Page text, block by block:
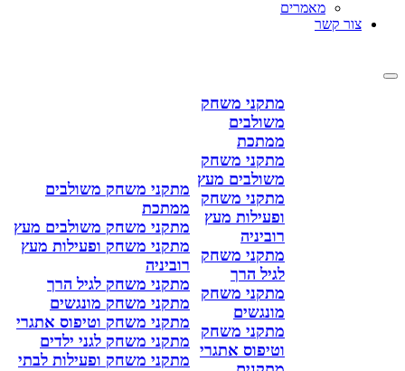
מאמרים
צור קשר
מתקני משחק
משולבים
ממתכת
מתקני משחק
משולבים מעץ
מתקני משחק
ופעילות מעץ
רוביניה
מתקני משחק
לגיל הרך
מתקני משחק
מונגשים
מתקני משחק
וטיפוס אתגרי
מתקני משחק משולבים
ממתכת
מתקני משחק משולבים מעץ
מתקני משחק ופעילות מעץ
רוביניה
מתקני משחק לגיל הרך
מתקני משחק מונגשים
מתקני משחק וטיפוס אתגרי
מתקני משחק לגני ילדים
מתקני משחק ופעילות לבתי